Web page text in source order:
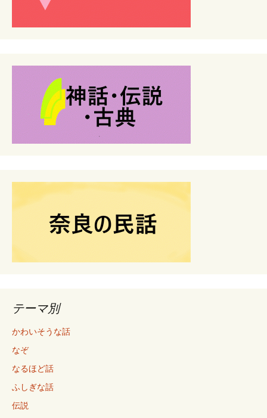
テーマ別
かわいそうな話
なぞ
なるほど話
ふしぎな話
伝説